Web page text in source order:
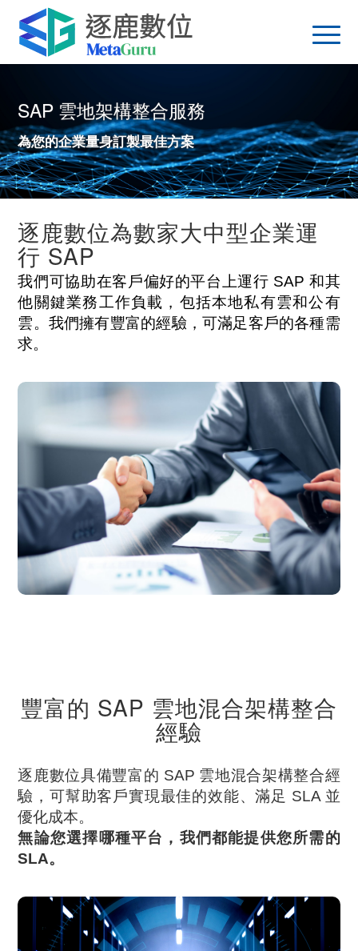
SAP 雲地架構整合服務
為您的企業量身訂製最佳方案
逐鹿數位為數家大中型企業運
行 SAP
我們可協助在客戶偏好的平台上運行 SAP 和其
他關鍵業務工作負載，包括本地私有雲和公有
雲。我們擁有豐富的經驗，可滿足客戶的各種需
求。
豐富的 SAP 雲地混合架構整合
經驗
逐鹿數位具備豐富的 SAP 雲地混合架構整合經
驗，可幫助客戶實現最佳的效能、滿足 SLA 並
優化成本。
無論您選擇哪種平台，我們都能提供您所需的
SLA。